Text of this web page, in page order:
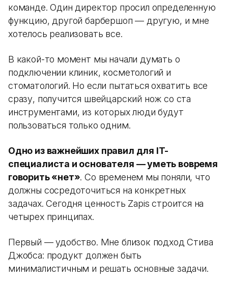
команде. Один директор просил определенную
функцию, другой барбершоп — другую, и мне
хотелось реализовать все.
В какой-то момент мы начали думать о
подключении клиник, косметологий и
стоматологий. Но если пытаться охватить все
сразу, получится швейцарский нож со ста
инструментами, из которых люди будут
пользоваться только одним.
Одно из важнейших правил для IT-
специалиста и основателя — уметь вовремя
говорить «нет». Со временем мы поняли, что
должны сосредоточиться на конкретных
задачах. Сегодня ценность Zapis строится на
четырех принципах.
Первый — удобство. Мне близок подход Стива
Джобса: продукт должен быть
минималистичным и решать основные задачи.